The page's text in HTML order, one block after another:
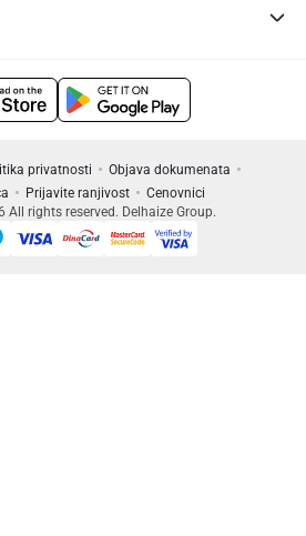
privatnosti
Objava dokumenata
Prijavite ranjivost
Cenovnici
rights reserved. Delhaize Group.